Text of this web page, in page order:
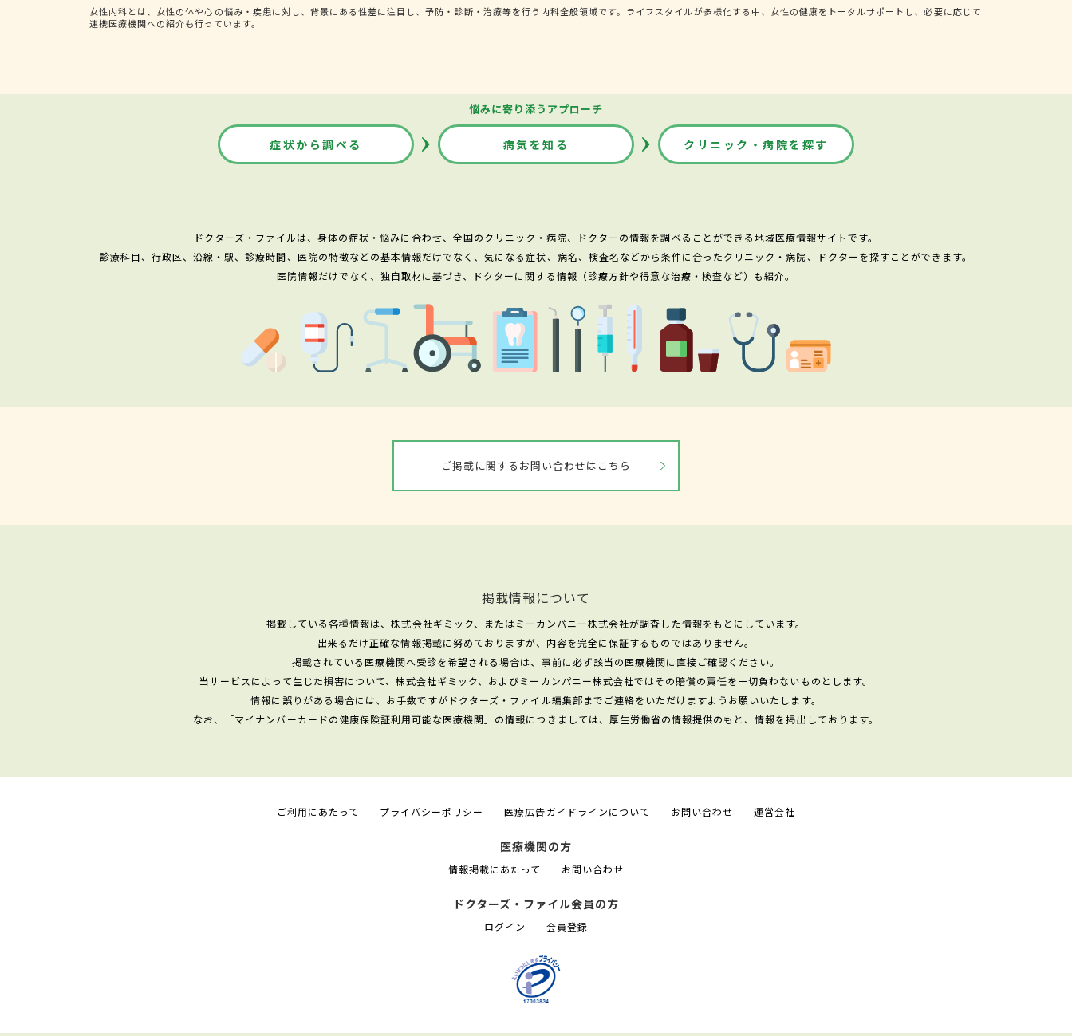
女性内科とは、女性の体や心の悩み・疾患に対し、背景にある性差に注目し、予防・診断・治療等を行う内科全般領域です。ライフスタイルが多様化する中、女性の健康をトータルサポートし、必要に応じて
連携医療機関への紹介も行っています。
悩みに寄り添うアプローチ
症状から調べる 病気を知る クリニック・病院を探す
ドクターズ・ファイルは、身体の症状・悩みに合わせ、全国のクリニック・病院、ドクターの情報を調べることができる地域医療情報サイトです。
診療科目、行政区、沿線・駅、診療時間、医院の特徴などの基本情報だけでなく、気になる症状、病名、検査名などから条件に合ったクリニック・病院、ドクターを探すことができます。
医院情報だけでなく、独自取材に基づき、ドクターに関する情報（診療方針や得意な治療・検査など）も紹介。
ご掲載に関するお問い合わせはこちら
掲載情報について
掲載している各種情報は、株式会社ギミック、またはミーカンパニー株式会社が調査した情報をもとにしています。
出来るだけ正確な情報掲載に努めておりますが、内容を完全に保証するものではありません。
掲載されている医療機関へ受診を希望される場合は、事前に必ず該当の医療機関に直接ご確認ください。
当サービスによって生じた損害について、株式会社ギミック、およびミーカンパニー株式会社ではその賠償の責任を一切負わないものとします。
情報に誤りがある場合には、お手数ですがドクターズ・ファイル編集部までご連絡をいただけますようお願いいたします。
なお、「マイナンバーカードの健康保険証利用可能な医療機関」の情報につきましては、厚生労働省の情報提供のもと、情報を掲出しております。
ご利用にあたって プライバシーポリシー 医療広告ガイドラインについて お問い合わせ 運営会社
医療機関の方
情報掲載にあたって お問い合わせ
ドクターズ・ファイル会員の方
ログイン 会員登録